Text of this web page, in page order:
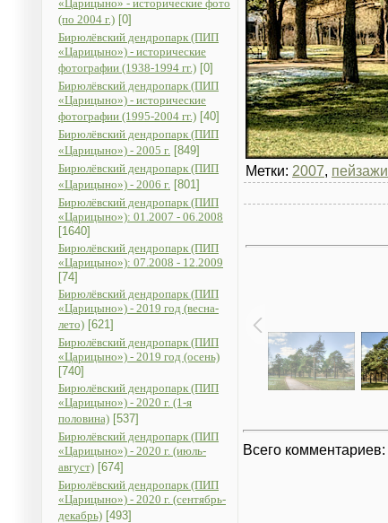
«Царицыно» - исторические фото
(по 2004 г.) [0]
Бирюлёвский дендропарк (ПИП
«Царицыно») - исторические
фотографии (1938-1994 гг.) [0]
Бирюлёвский дендропарк (ПИП
«Царицыно») - исторические
фотографии (1995-2004 гг.) [40]
Бирюлёвский дендропарк (ПИП
«Царицыно») - 2005 г. [849]
Бирюлёвский дендропарк (ПИП
«Царицыно») - 2006 г. [801]
Бирюлёвский дендропарк (ПИП
«Царицыно»): 01.2007 - 06.2008
[1640]
Бирюлёвский дендропарк (ПИП
«Царицыно»): 07.2008 - 12.2009
[74]
Бирюлёвский дендропарк (ПИП
«Царицыно») - 2019 год (весна-
лето) [621]
Бирюлёвский дендропарк (ПИП
«Царицыно») - 2019 год (осень)
[740]
Бирюлёвский дендропарк (ПИП
«Царицыно») - 2020 г. (1-я
половина) [537]
Бирюлёвский дендропарк (ПИП
«Царицыно») - 2020 г. (июль-
август) [674]
Бирюлёвский дендропарк (ПИП
«Царицыно») - 2020 г. (сентябрь-
декабрь) [493]
Метки: 2007, пейзажи
Всего комментариев: